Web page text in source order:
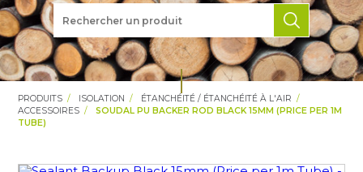
PRODUITS ISOLATION
ÉTANCHÉITÉ / ÉTANCHÉITÉ À L'AIR
ACCESSOIRES
SOUDAL PU BACKER ROD BLACK 15MM (PRICE PER 1M
TUBE)